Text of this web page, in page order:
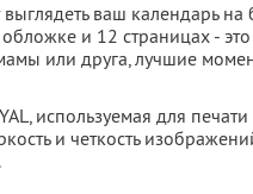
ваш календарь
и 12 страницах -
или друга, лучшие
используемая для
и четкость